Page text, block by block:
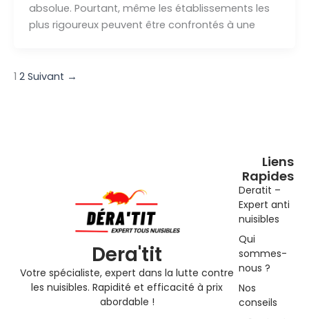
absolue. Pourtant, même les établissements les
plus rigoureux peuvent être confrontés à une
1 2 Suivant →
Dera'tit
Votre spécialiste, expert dans la lutte contre
les nuisibles. Rapidité et efficacité à prix
abordable !
Liens
Rapides
Deratit –
Expert anti
nuisibles
Qui
sommes-
nous ?
Nos
conseils